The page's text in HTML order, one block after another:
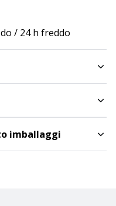
/ 24 h freddo
imballaggi